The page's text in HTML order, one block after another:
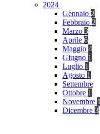
2024
Gennaio 2
Febbraio 2
Marzo 3
Aprile 6
Maggio 4
Giugno 1
Luglio 1
Agosto 1
Settembre
Ottobre 1
Novembre 1
Dicembre 3